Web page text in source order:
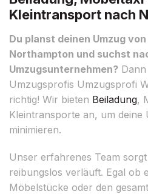
Kleintransport nach
Du planst deinen Umzug
Northampton und suchst
Umzugsunternehmen?
Umzugsprofis Umzugsprofi
richtig! Wir bieten Beiladung,
Kleintransporte an, um deine
minimieren.
Unser erfahrenes Team
reibungslos verläuft. Egal ob
Möbelstücke oder den